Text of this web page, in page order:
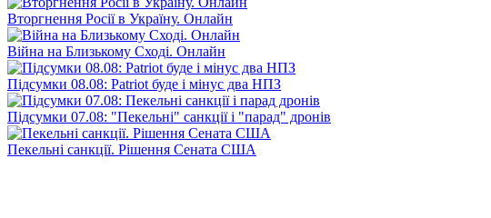
Вторгнення Росії в Україну. Онлайн
Війна на Близькому Сході. Онлайн
Підсумки 08.08: Patriot буде і мінус два НПЗ
Підсумки 07.08: "Пекельні" санкції і "парад" дронів
Пекельні санкції. Рішення Сената США